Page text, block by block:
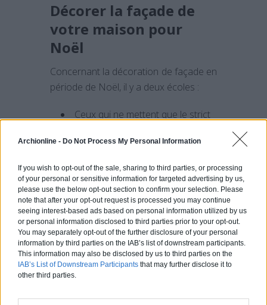
Archionline - Do Not Process My Personal Information
If you wish to opt-out of the sale, sharing to third parties, or processing
of your personal or sensitive information for targeted advertising by us,
please use the below opt-out section to confirm your selection. Please
note that after your opt-out request is processed you may continue
seeing interest-based ads based on personal information utilized by us
or personal information disclosed to third parties prior to your opt-out.
You may separately opt-out of the further disclosure of your personal
information by third parties on the IAB’s list of downstream participants.
This information may also be disclosed by us to third parties on the
IAB’s List of Downstream Participants that may further disclose it to
other third parties.
Décorer la façade de
votre maison pour
Noël
Concernant la décoration de façade en
période de Noël, il y a deux écoles :
Ceux qui ne mettent que le strict
ampoule tous les quatre mètres
leur façade de guirlandes
Si vous souhaitez placer des guirlandes
lumineuses sur votre façade,ne la
surchargez pas! En effet, une
installation sobre et élégante offre plus
de cachet à une décoration de maison
à Noël. Ainsi, placer vos guirlandes sur
les arêtes de votre toiture est